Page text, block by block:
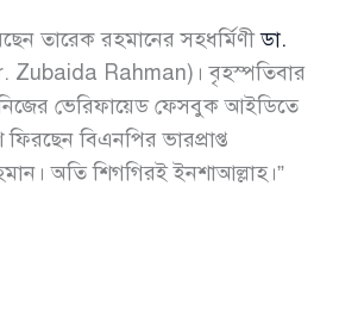
তারেক রহমানের সহধর্মিণীডা.
Zubaida Rahman)। বৃহস্পতিবার
নিজের ভেরিফায়েড ফেসবুক আইডিতে
ফিরছেন বিএনপির ভারপ্রাপ্ত
অতি শিগগিরই ইনশাআল্লাহ।”